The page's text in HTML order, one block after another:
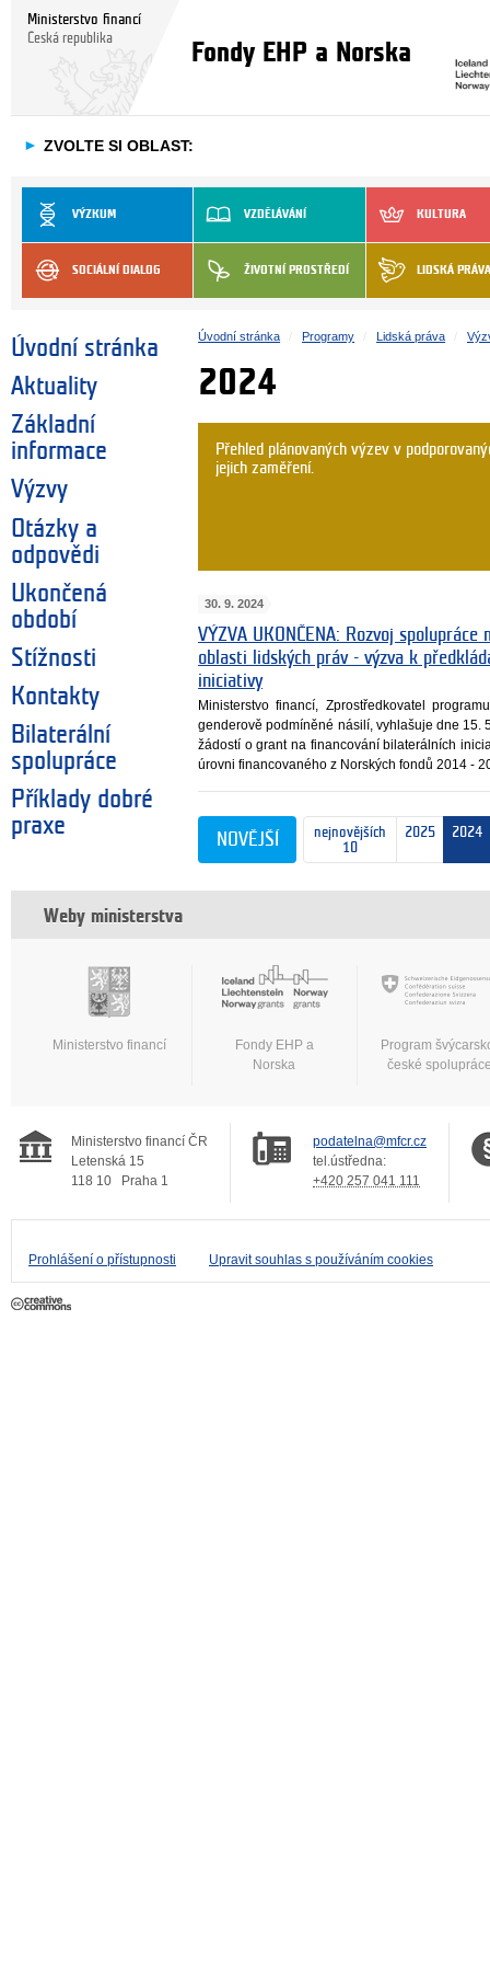
Ministerstvo financí
Česká republika
Fondy EHP a Norska
► ZVOLTE SI OBLAST:
VÝZKUM VZDĚLÁVÁNÍ KULTURA
SOCIÁLNÍ DIALOG ŽIVOTNÍ PROSTŘEDÍ LIDSKÁ PRÁVA
Úvodní stránka
Aktuality
Základní
informace
Výzvy
Otázky a
odpovědi
Ukončená
období
Stížnosti
Kontakty
Bilaterální
spolupráce
Příklady dobré
praxe
Úvodní stránka Programy Lidská práva
2024
Přehled plánovaných výzev v
jejich zaměření.
30. 9. 2024
VÝZVA UKONČENA: Rozvoj
oblasti lidských práv - výzva k
iniciativy
Ministerstvo financí, Zprostředkovatel
genderově podmíněné násilí, vyhlašuje dne 15.
žádostí o grant na financování bilaterálních
úrovni financovaného z Norských fondů 2014 -
nejnovějších
10
2025 2024
NOVĚJŠÍ
Weby ministerstva
Ministerstvo financí
Fondy EHP a
Norska
Program
české
Ministerstvo financí ČR
Letenská 15
118 10
Praha 1
podatelna@mfcr.cz
tel.ústředna:
+420 257 041 111
Prohlášení o přístupnosti Upravit souhlas s používáním cookies